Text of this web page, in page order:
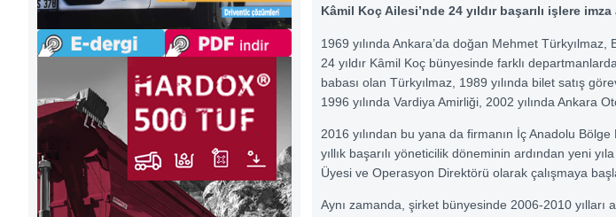
Kâmil Koç Ailesi’nde 24 yıldır başarılı işlere imza
1969 yılında Ankara’da doğan Mehmet Türkyılmaz,
24 yıldır Kâmil Koç bünyesinde farklı
babası olan Türkyılmaz, 1989 yılında bilet satış
1996 yılında Vardiya Amirliği, 2002 yılında Ankara
2016 yılından bu yana da firmanın İç Anadolu
yıllık başarılı yöneticilik döneminin ardından yeni
Üyesi ve Operasyon Direktörü olarak çalışmaya
Aynı zamanda, şirket bünyesinde 2006-2010 yılları